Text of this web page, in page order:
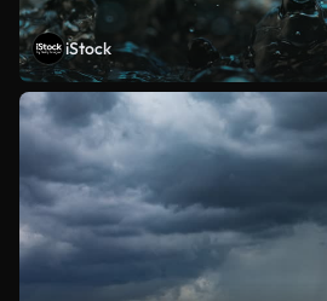
iStock